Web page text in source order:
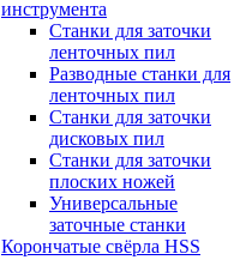
инструмента
Станки для заточки
ленточных пил
Разводные станки для
ленточных пил
Станки для заточки
дисковых пил
Станки для заточки
плоских ножей
Универсальные
заточные станки
Корончатые свёрла HSS